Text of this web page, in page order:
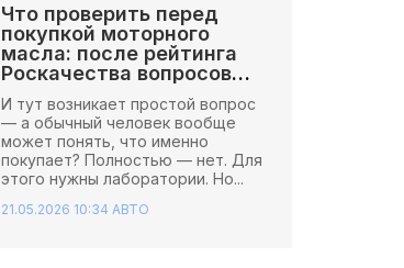
Что проверить перед
покупкой моторного
масла: после рейтинга
Роскачества вопросов
стало больше
И тут возникает простой вопрос
— а обычный человек вообще
может понять, что именно
покупает? Полностью — нет. Для
этого нужны лаборатории. Но...
21.05.2026 10:34 АВТО